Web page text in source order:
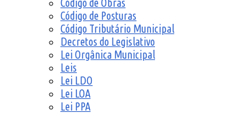
Código de Obras
Código de Posturas
Código Tributário Municipal
Decretos do Legislativo
Lei Orgânica Municipal
Leis
Lei LDO
Lei LOA
Lei PPA